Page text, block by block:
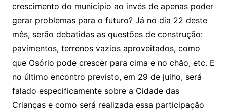
crescimento do município ao invés de apenas poder
gerar problemas para o futuro? Já no dia 22 deste
mês, serão debatidas as questões de construção:
pavimentos, terrenos vazios aproveitados, como
que Osório pode crescer para cima e no chão, etc. E
no último encontro previsto, em 29 de julho, será
falado especificamente sobre a Cidade das
Crianças e como será realizada essa participação